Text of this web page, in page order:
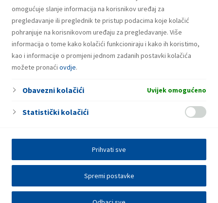
omogućuje slanje informacija na korisnikov uređaj za
pregledavanje ili preglednik te pristup podacima koje kolačić
pohranjuje na korisnikovom uređaju za pregledavanje. Više
informacija o tome kako kolačići funkcioniraju i kako ih koristimo,
kao i informacije o promjeni jednom zadanih postavki kolačića
možete pronaći ovdje.
Obavezni kolačići Uvijek omogućeno
Statistički kolačići
Spremi postavke
Prihvati sve